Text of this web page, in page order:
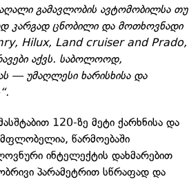
გამავლობის ავტომობილსა თუ
კარგად ცნობილი და მოთხოვნადი
Hilux, Land cruiser and Prado,
აქვს. საბოლოოდ,
— უმაღლესი ხარისხისა და
120-ზე მეტი ქარხნისა და
მფლობელია, წარმოებაში
ინტელექტის დახმარებით
პარამეტრით სწრაფად და